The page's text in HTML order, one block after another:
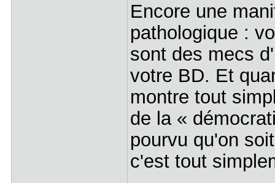
Encore une
pathologique :
sont des mecs
votre BD. Et
montre tout
de la «
pourvu qu'on
c'est tout